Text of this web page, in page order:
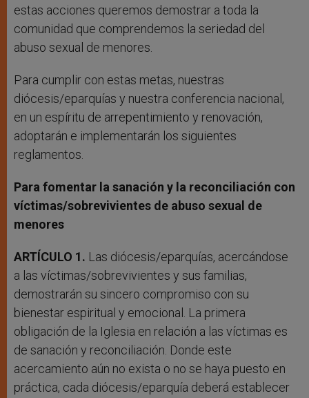
estas acciones queremos demostrar a toda la
comunidad que comprendemos la seriedad del
abuso sexual de menores.
Para cumplir con estas metas, nuestras
diócesis/eparquías y nuestra conferencia nacional,
en un espíritu de arrepentimiento y renovación,
adoptarán e implementarán los siguientes
reglamentos.
Para fomentar la sanación y la reconciliación con
víctimas/sobrevivientes de abuso sexual de
menores
ARTÍCULO 1. Las diócesis/eparquías, acercándose
a las víctimas/sobrevivientes y sus familias,
demostrarán su sincero compromiso con su
bienestar espiritual y emocional. La primera
obligación de la Iglesia en relación a las víctimas es
de sanación y reconciliación. Donde este
acercamiento aún no exista o no se haya puesto en
práctica, cada diócesis/eparquía deberá establecer